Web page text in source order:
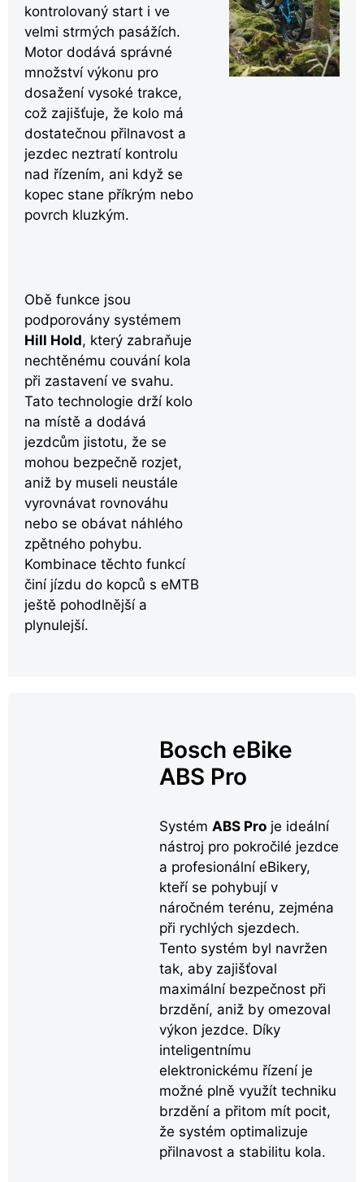
kontrolovaný start i ve
velmi strmých pasážích.
Motor dodává správné
množství výkonu pro
dosažení vysoké trakce,
což zajišťuje, že kolo má
dostatečnou přilnavost a
jezdec neztratí kontrolu
nad řízením, ani když se
kopec stane příkrým nebo
povrch kluzkým.
Obě funkce jsou
podporovány systémem
Hill Hold, který zabraňuje
nechtěnému couvání kola
při zastavení ve svahu.
Tato technologie drží kolo
na místě a dodává
jezdcům jistotu, že se
mohou bezpečně rozjet,
aniž by museli neustále
vyrovnávat rovnováhu
nebo se obávat náhlého
zpětného pohybu.
Kombinace těchto funkcí
činí jízdu do kopců s eMTB
ještě pohodlnější a
plynulejší.
Bosch eBike
ABS Pro
Systém ABS Proje ideální
nástroj pro pokročilé jezdce
a profesionální eBikery,
kteří se pohybují v
náročném terénu, zejména
při rychlých sjezdech.
Tento systém byl navržen
tak, aby zajišťoval
maximální bezpečnost při
brzdění, aniž by omezoval
výkon jezdce. Díky
inteligentnímu
elektronickému řízení je
možné plně využít techniku
brzdění a přitom mít pocit,
že systém optimalizuje
přilnavost a stabilitu kola.